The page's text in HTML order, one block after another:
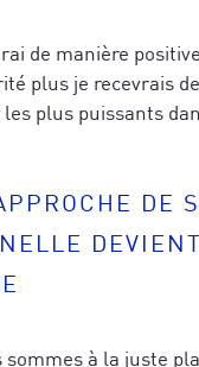
de manière
plus je recevrais
plus puissants
DE
à la juste